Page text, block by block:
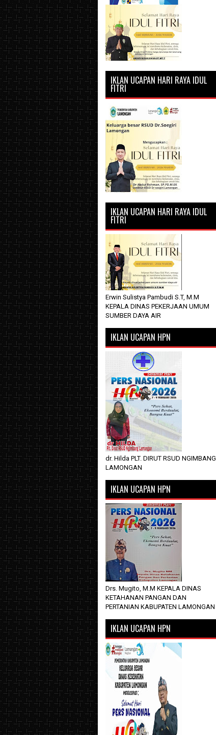
IKLAN UCAPAN HARI RAYA IDUL
FITRI
IKLAN UCAPAN HARI RAYA IDUL
FITRI
Erwin Sulistya Pambudi S.T, M.M
KEPALA DINAS PEKERJAAN UMUM
SUMBER DAYA AIR
IKLAN UCAPAN HPN
dr. Hilda PLT. DIRUT RSUD NGIMBANG
LAMONGAN
IKLAN UCAPAN HPN
Drs. Mugito, M.M KEPALA DINAS
KETAHANAN PANGAN DAN
PERTANIAN KABUPATEN LAMONGAN
IKLAN UCAPAN HPN